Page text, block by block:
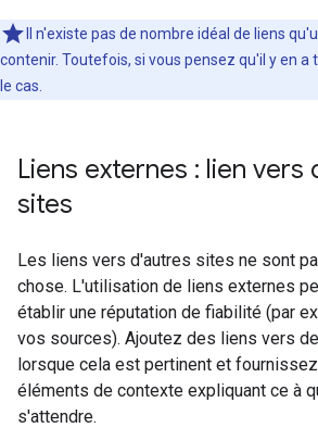
Il n'existe pas de nombre idéal de liens
contenir. Toutefois, si vous pensez qu'il y en
le cas.
Liens externes : lien vers
sites
Les liens vers d'autres sites ne sont
chose. L'utilisation de liens externes
établir une réputation de fiabilité (par
vos sources). Ajoutez des liens vers
lorsque cela est pertinent et
éléments de contexte expliquant ce à
s'attendre.